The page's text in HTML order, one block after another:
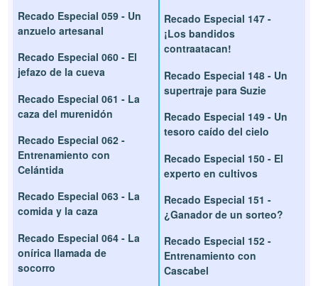
Recado Especial 059 - Un
anzuelo artesanal
Recado Especial 060 - El
jefazo de la cueva
Recado Especial 061 - La
caza del murenidón
Recado Especial 062 -
Entrenamiento con
Celántida
Recado Especial 063 - La
comida y la caza
Recado Especial 064 - La
onírica llamada de
socorro
Recado Especial 147 -
¡Los bandidos
contraatacan!
Recado Especial 148 - Un
supertraje para Suzie
Recado Especial 149 - Un
tesoro caído del cielo
Recado Especial 150 - El
experto en cultivos
Recado Especial 151 -
¿Ganador de un sorteo?
Recado Especial 152 -
Entrenamiento con
Cascabel